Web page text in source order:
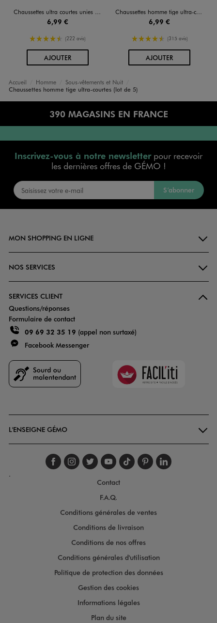
Chaussettes ultra courtes unies homme (lot de 5)
6,99 €
4.5/5 de moyenne
(222 avis)
AJOUTERAU PANIER
Chaussettes homme tige ultra-courtes (lot de 5)
6,99 €
4.5/5 de moyenne
(315 avis)
AJOUTERAU PANIER
Accueil Homme
Sous-vêtements et Nuit
Chaussettes homme tige ultra-courtes (lot de 5)
390 MAGASINS EN FRANCE
Inscrivez-vous à notre newsletterpour recevoir
les dernières offres de GÉMO !
S’abonner
MON SHOPPING EN LIGNE
NOS SERVICES
SERVICES CLIENT
Questions/réponses
Formulaire de contact
09 69 32 35 19 (appel non surtaxé)
Facebook Messenger
Faciliti
L'ENSEIGNE GÉMO
Suivez-nous sur
Suivez-nous sur
Suivez-nous sur
Suivez-nous
Suivez-nous
Suivez-
.
Contact
F.A.Q.
Conditions générales de ventes
Conditions de livraison
Conditions de nos offres
Conditions générales d'utilisation
Politique de protection des données
Gestion des cookies
Informations légales
Plan du site